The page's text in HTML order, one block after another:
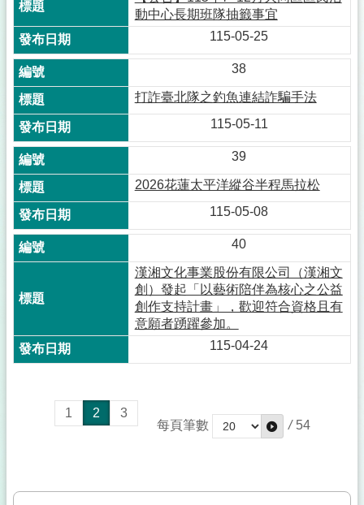
動中心長期班隊抽籤事宜
115-05-25
38
打詐臺北隊之釣魚連結詐騙手法
115-05-11
39
2026花蓮太平洋縱谷半程馬拉松
115-05-08
40
漢湘文化事業股份有限公司（漢湘文
創）發起「以藝術陪伴為核心之公益
創作支持計畫」，歡迎符合資格且有
意願者踴躍參加。
115-04-24
1 2
3
每頁筆數
/ 54